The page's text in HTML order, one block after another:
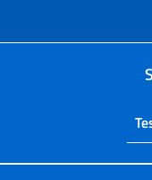
Cerca nel sito